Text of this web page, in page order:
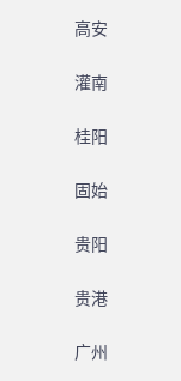
高安
灌南
桂阳
固始
贵阳
贵港
广州